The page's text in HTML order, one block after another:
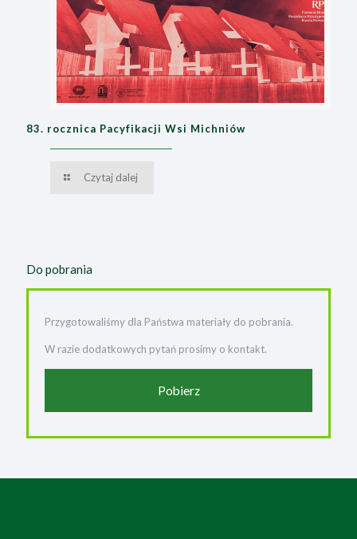
83. rocznica Pacyfikacji Wsi Michniów
Czytaj dalej
Do pobrania
Przygotowaliśmy dla Państwa materiały do pobrania.
W razie dodatkowych pytań prosimy o kontakt.
Pobierz